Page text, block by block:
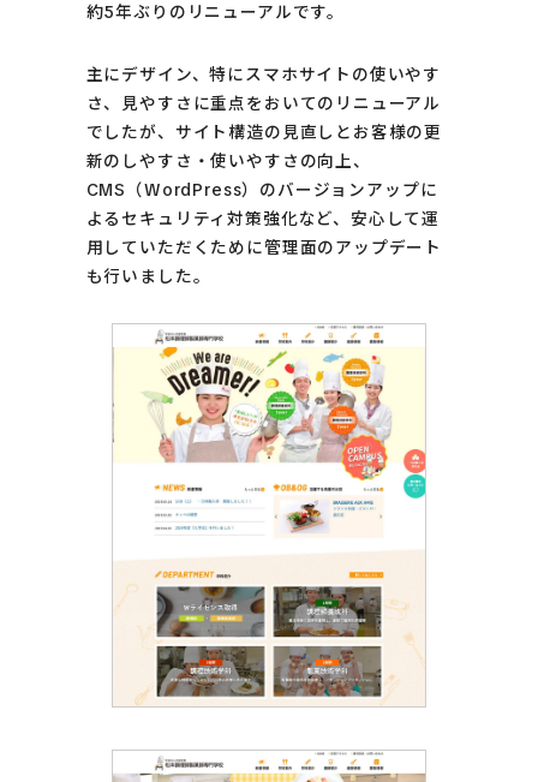
約5年ぶりのリニューアルです。
主にデザイン、特にスマホサイトの使いやす
さ、見やすさに重点をおいてのリニューアル
でしたが、 サイト構造の見直しとお客様の更
新のしやすさ・使いやすさの向上、
CMS（WordPress）のバージョンアップに
よるセキュリティ対策強化など、 安心して運
用していただくために管理面のアップデート
も行いました。